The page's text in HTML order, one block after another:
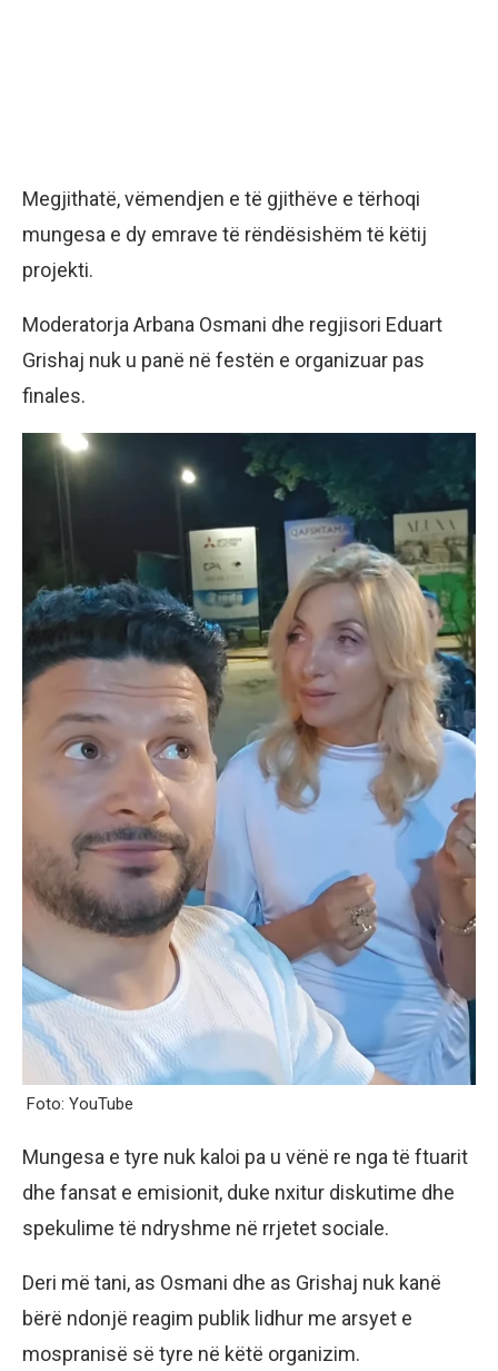
Megjithatë, vëmendjen e të gjithëve e tërhoqi
mungesa e dy emrave të rëndësishëm të këtij
projekti.
Moderatorja Arbana Osmani dhe regjisori Eduart
Grishaj nuk u panë në festën e organizuar pas
finales.
Foto: YouTube
Mungesa e tyre nuk kaloi pa u vënë re nga të ftuarit
dhe fansat e emisionit, duke nxitur diskutime dhe
spekulime të ndryshme në rrjetet sociale.
Deri më tani, as Osmani dhe as Grishaj nuk kanë
bërë ndonjë reagim publik lidhur me arsyet e
mospranisë së tyre në këtë organizim.